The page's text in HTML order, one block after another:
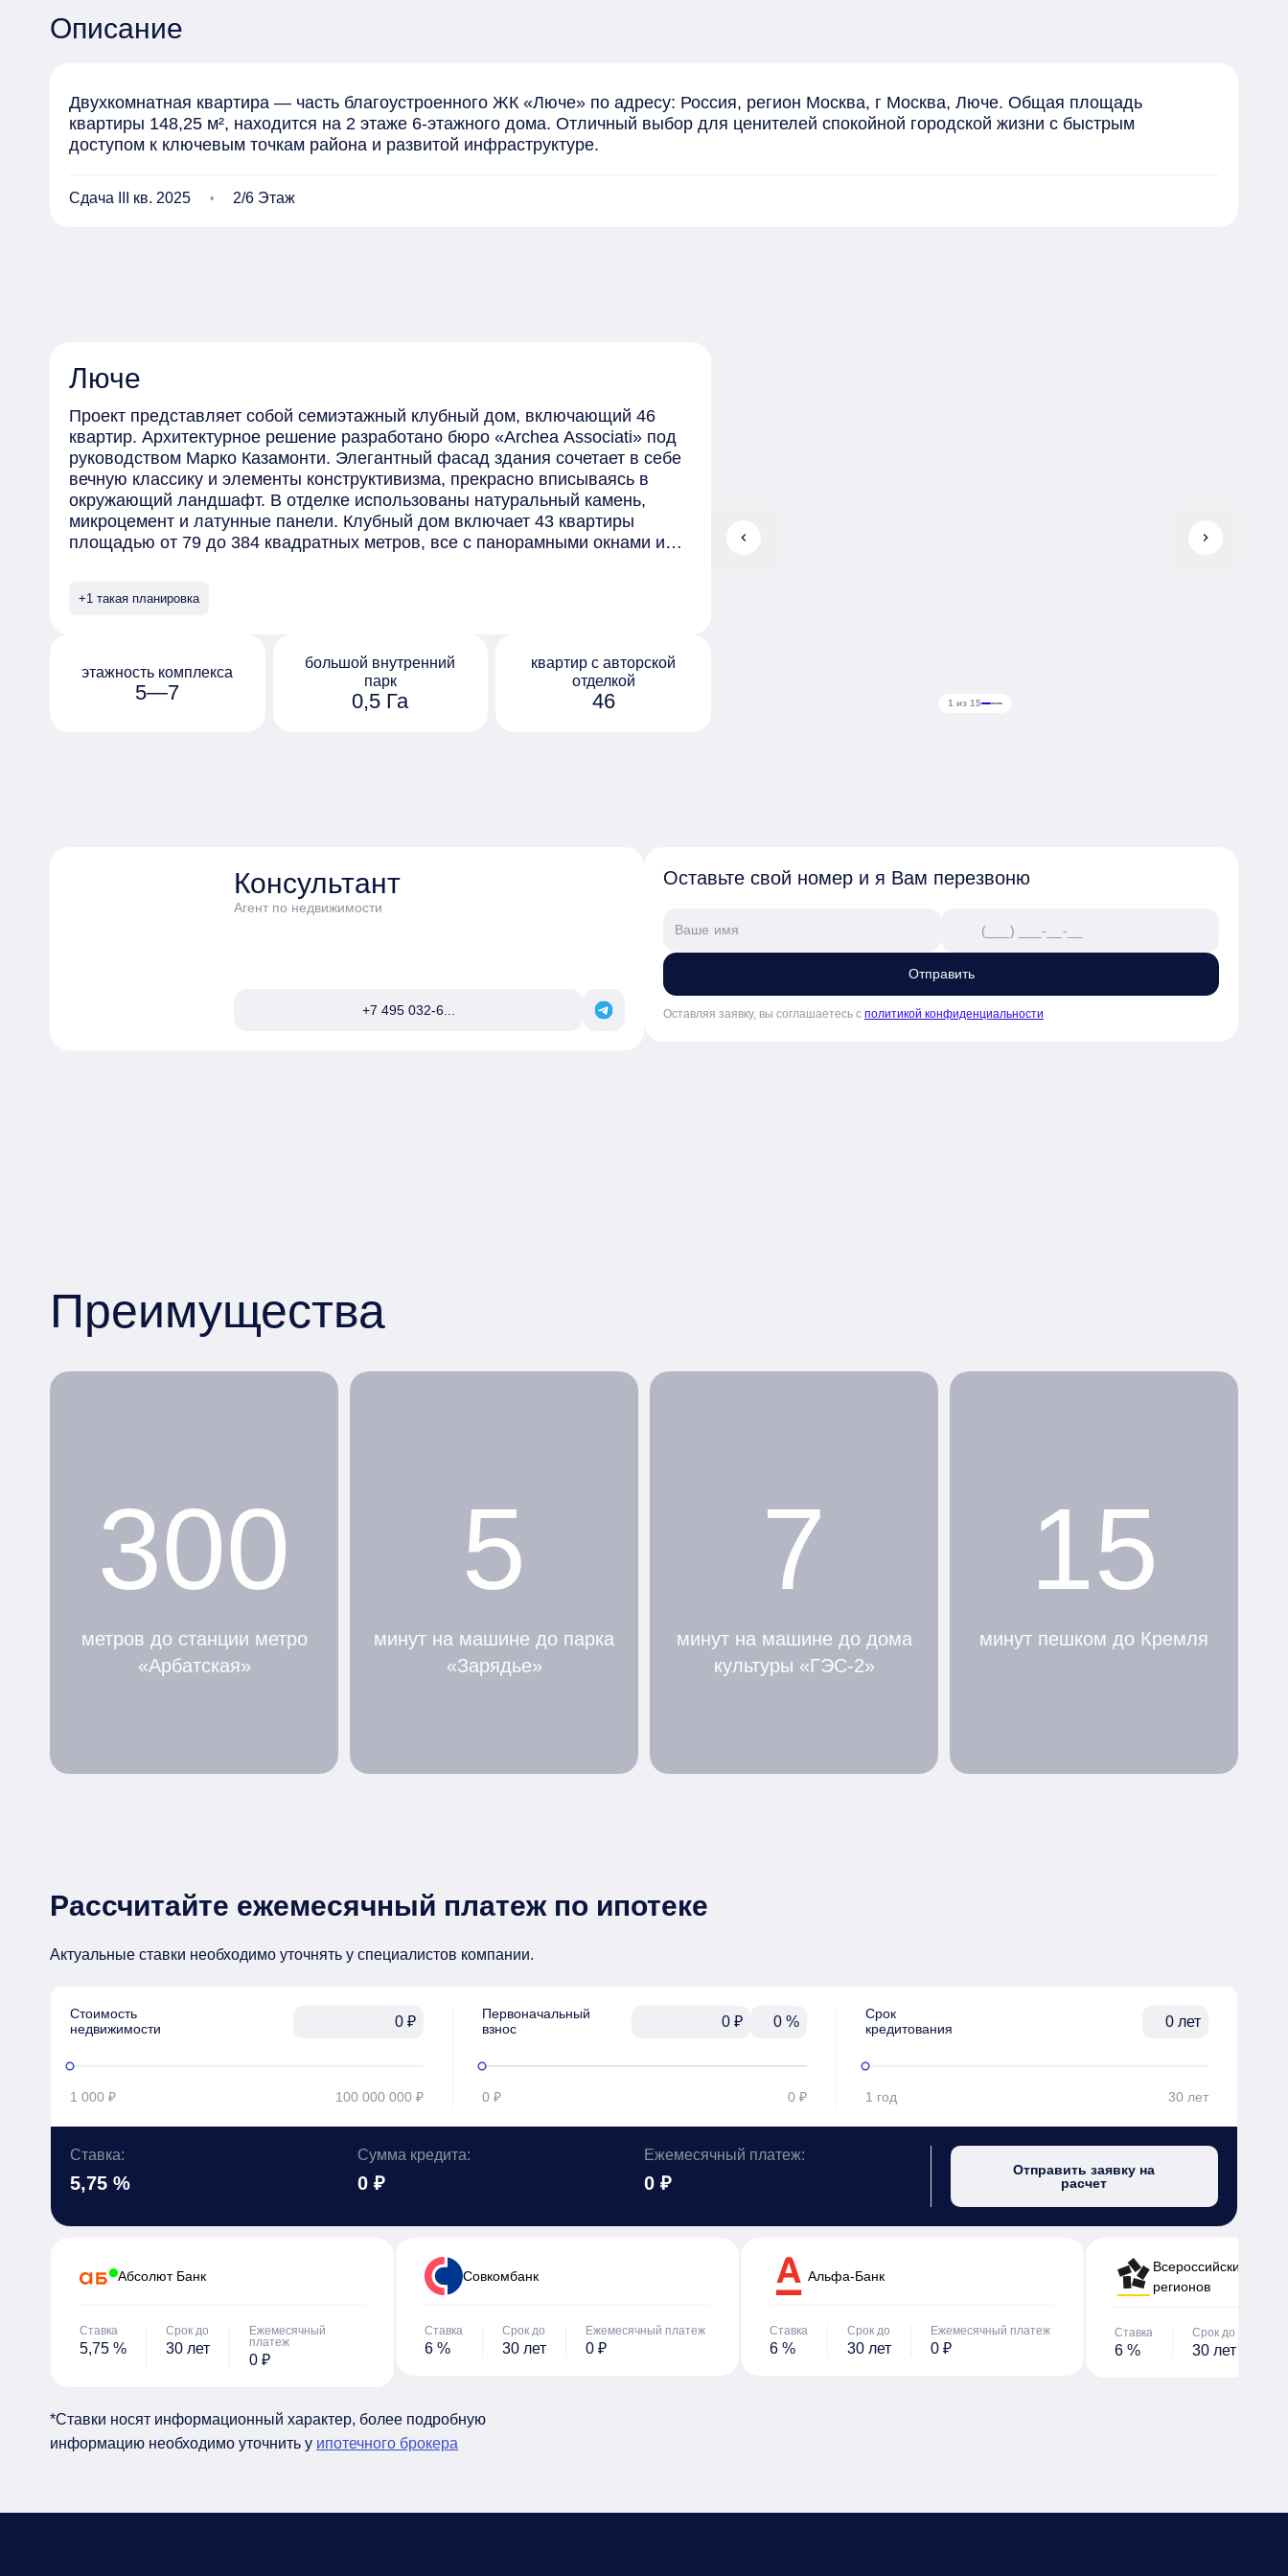
Описание
Двухкомнатная квартира — часть благоустроенного ЖК «Люче» по адресу: Россия, регион Москва, г Москва, Люче. Общая площадь
квартиры 148,25 м², находится на 2 этаже 6-этажного дома. Отличный выбор для ценителей спокойной городской жизни с быстрым
доступом к ключевым точкам района и развитой инфраструктуре.
Сдача III кв. 2025 2/6 Этаж
Люче
Проект представляет собой семиэтажный клубный дом, включающий 46
квартир. Архитектурное решение разработано бюро «Archea Associati» под
руководством Марко Казамонти. Элегантный фасад здания сочетает в себе
вечную классику и элементы конструктивизма, прекрасно вписываясь в
окружающий ландшафт. В отделке использованы натуральный камень,
микроцемент и латунные панели. Клубный дом включает 43 квартиры
площадью от 79 до 384 квадратных метров, все с панорамными окнами и
террасами. Квартиры предлагаются с базовой отделкой формата «White Box
лобби с высотой потолков 9 метров. Лобби разделено на две зоны входа,
соединенные общей галереей. Здесь предусмотрены лаунж-зоны с
каминами, переговорные комнаты, музыкальная гостиная и библиотека.
+1 такая планировка
5—7
этажность комплекса
0,5 Га
большой внутренний
парк
46
квартир с авторской
отделкой
chevron_left chevron_right
1 из 15
Консультант
Агент по недвижимости
+7 495 032-6...
Оставьте свой номер и я Вам перезвоню
Отправить
Оставляя заявку, вы соглашаетесь с политикой конфиденциальности
Преимущества
300
метров до станции метро
«Арбатская»
5
минут на машине до парка
«Зарядье»
7
минут на машине до дома
культуры «ГЭС-2»
15
минут пешком до Кремля
Рассчитайте ежемесячный платеж по ипотеке
Актуальные ставки необходимо уточнять у специалистов компании.
Стоимость
недвижимости
₽
1 000 ₽ 100 000 000 ₽
Первоначальный
взнос
₽ %
0 ₽ 0 ₽
Срок
кредитования
лет
1 год 30 лет
Ставка:
5,75 %
Сумма кредита:
0 ₽
Ежемесячный платеж:
0 ₽
Отправить заявку на
расчет
Абсолют Банк
Ставка
5,75 %
Срок до
30 лет
Ежемесячный
платеж
0 ₽
Cовкомбанк
Ставка
6 %
Срок до
30 лет
Ежемесячный платеж
0 ₽
Альфа-Банк
Ставка
6 %
Срок до
30 лет
Ежемесячный платеж
0 ₽
Всероссийский банк
регионов
Ставка
6 %
Срок до
30 лет
*Ставки носят информационный характер, более подробную
информацию необходимо уточнить у ипотечного брокера